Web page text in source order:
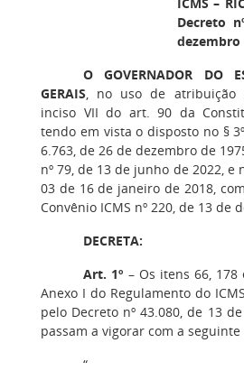
Decreto
dezembro
O GOVERNADOR DO
GERAIS, no uso de atribuição
inciso VII do art. 90 da
tendo em vista o disposto no §
6.763, de 26 de dezembro de
nº 79, de 13 de junho de 2022, e
03 de 16 de janeiro de 2018,
Convênio ICMS nº 220, de 13 de
DECRETA:
Art. 1º – Os itens 66,
Anexo I do Regulamento do
pelo Decreto nº 43.080, de 13
passam a vigorar com a seguinte
“